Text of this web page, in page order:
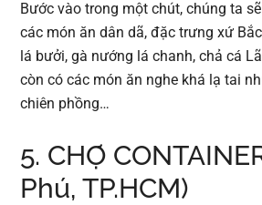
Bước vào trong một chút, chúng ta
các món ăn dân dã, đặc trưng xứ
lá bưởi, gà nướng lá chanh, chả cá
còn có các món ăn nghe khá lạ tai
chiên phồng…
5. CHỢ
Phú, TP.HCM)